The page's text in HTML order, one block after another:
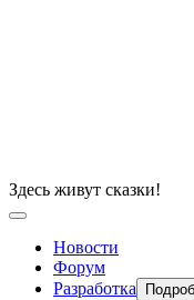
Здесь живут сказки!
Новости
Форум
Разработка